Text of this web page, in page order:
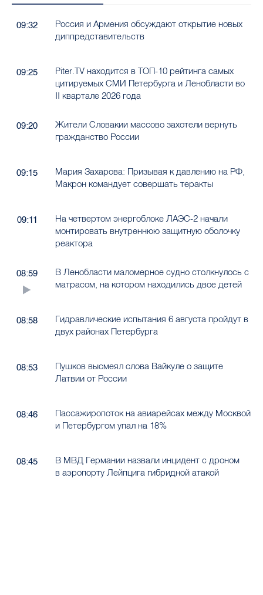
09:32
Россия и Армения обсуждают открытие новых
диппредставительств
09:25
Piter.TV находится в ТОП-10 рейтинга самых
цитируемых СМИ Петербурга и Ленобласти во
II квартале 2026 года
09:20
Жители Словакии массово захотели вернуть
гражданство России
09:15
Мария Захарова: Призывая к давлению на РФ,
Макрон командует совершать теракты
09:11
На четвертом энергоблоке ЛАЭС-2 начали
монтировать внутреннюю защитную оболочку
реактора
08:59
В Ленобласти маломерное судно столкнулось с
матрасом, на котором находились двое детей
08:58
Гидравлические испытания 6 августа пройдут в
двух районах Петербурга
08:53
Пушков высмеял слова Вайкуле о защите
Латвии от России
08:46
Пассажиропоток на авиарейсах между Москвой
и Петербургом упал на 18%
08:45
В МВД Германии назвали инцидент с дроном
в аэропорту Лейпцига гибридной атакой